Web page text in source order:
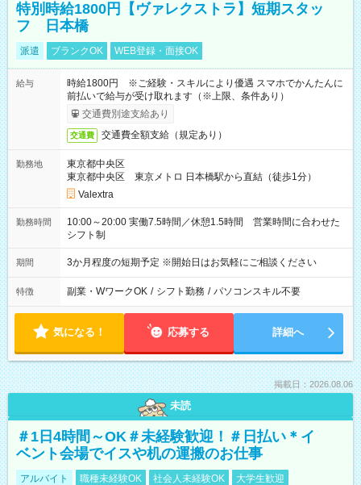
特別時給1800円【ヴァレクストラ】短期スタッ
フ 日本橋
派遣 ブランクOK WEB登録・面接OK
給与
時給1800円 ※ご経験・スキルにより優遇 スマホでかんたんに
前払いで給与が受け取れます（※上限、条件あり）
交通費別途支給あり
交通費 交通費全額支給（規定あり）
勤務地
東京都中央区
東京都中央区 東京メトロ 日本橋駅から直結（徒歩1分）
Valextra
勤務時間
10:00～20:00 実働7.5時間／休憩1.5時間 営業時間に合わせた
シフト制
期間 3か月程度の短期予定 ※開始日はお気軽にご相談ください
特徴 副業・WワークOK / シフト勤務 / パソコンスキル不要
気になる！ 応募する 詳細へ
掲載日：2026.08.06
未読
＃1日4時間～OK＃未経験歓迎！＃日払い＊イ
ベント会場でイスや机の運搬のお仕事
アルバイト 職種未経験OK 社会人未経験OK
大学生歓迎